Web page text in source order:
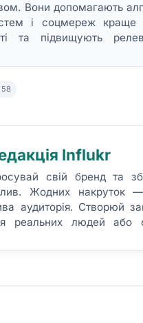
Вони допомагають
і соцмереж краще
та підвищують
Influkr
свій бренд та
Жодних накруток
аудиторія. Створюй
реальних людей або
мережах.